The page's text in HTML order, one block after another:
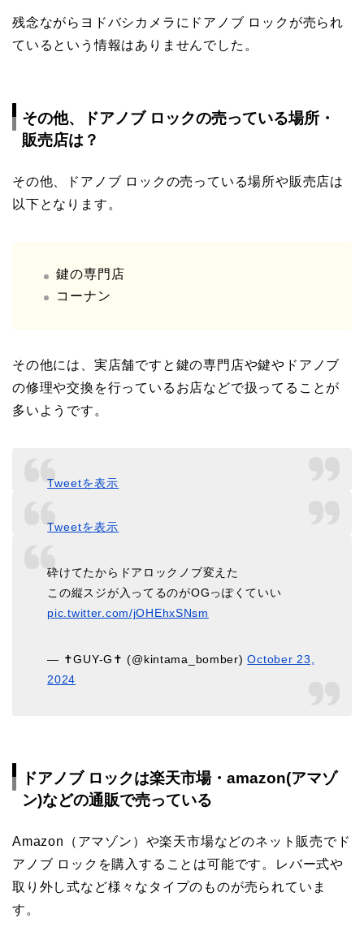
残念ながらヨドバシカメラにドアノブ ロックが売られ
ているという情報はありませんでした。
その他、ドアノブ ロックの売っている場所・
販売店は？
その他、ドアノブ ロックの売っている場所や販売店は
以下となります。
鍵の専門店
コーナン
その他には、実店舗ですと鍵の専門店や鍵やドアノブ
の修理や交換を行っているお店などで扱ってることが
多いようです。
Tweetを表示
Tweetを表示
砕けてたからドアロックノブ変えた
この縦スジが入ってるのがOGっぽくていい
pic.twitter.com/jOHEhxSNsm
— ✝️GUY-G✝️ (@kintama_bomber)October 23,
2024
ドアノブ ロックは楽天市場・amazon(アマゾ
ン)などの通販で売っている
Amazon（アマゾン）や楽天市場などのネット販売でド
アノブ ロックを購入することは可能です。レバー式や
取り外し式など様々なタイプのものが売られていま
す。